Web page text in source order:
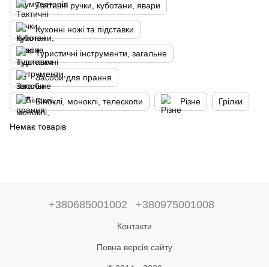
Тактичні ручки, куботани, явари
Кухонні ножі та підставки
Туристичні інструменти, загальне
Засоби для прання
Біноклі, моноклі, телескопи Різне Грілки
Немає товарів
+380685001002 +380975001008
Контакти
Повна версія сайту